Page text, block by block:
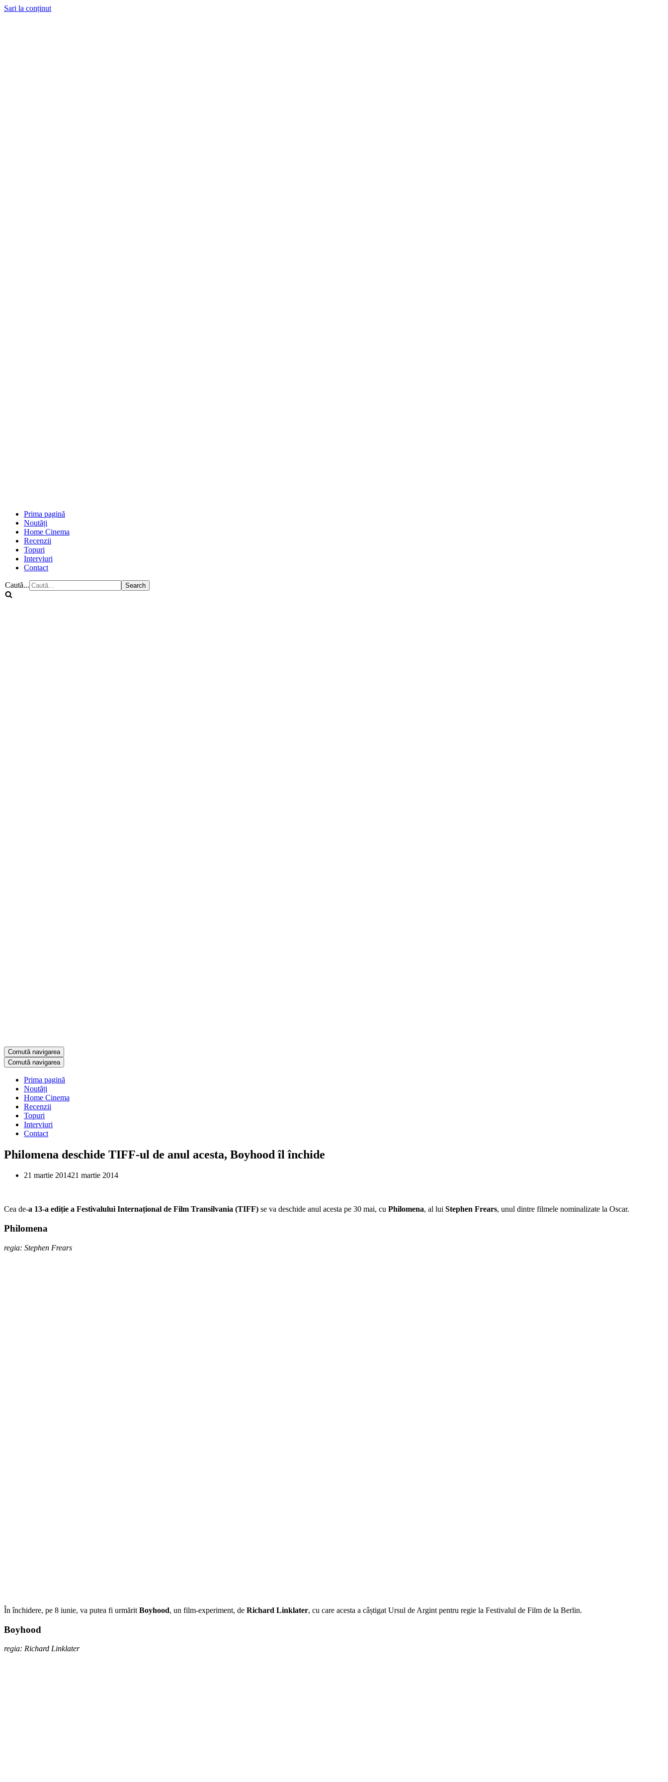
Sari la conținut
Prima pagină
Noutăți
Home Cinema
Recenzii
Topuri
Interviuri
Contact
Caută...
Comută navigarea
Comută navigarea
Prima pagină
Noutăți
Home Cinema
Recenzii
Topuri
Interviuri
Contact
Philomena deschide TIFF-ul de anul acesta, Boyhood îl închide
21 martie 201421 martie 2014
Cea de-a 13-a ediție a Festivalului Internațional de Film Transilvania (TIFF) se va deschide anul acesta pe 30 mai, cu Philomena, al lui Stephen Frears, unul dintre filmele nominalizate la Oscar.
Philomena
regia: Stephen Frears
În închidere, pe 8 iunie, va putea fi urmărit Boyhood, un film-experiment, de Richard Linklater, cu care acesta a câștigat Ursul de Argint pentru regie la Festivalul de Film de la Berlin.
Boyhood
regia: Richard Linklater